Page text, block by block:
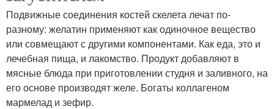
Подвижные соединения костей скелета лечат по-
разному: желатин применяют как одиночное вещество
или совмещают с другими компонентами. Как еда, это и
лечебная пища, и лакомство. Продукт добавляют в
мясные блюда при приготовлении студня и заливного, на
его основе производят желе. Богаты коллагеном
мармелад и зефир.